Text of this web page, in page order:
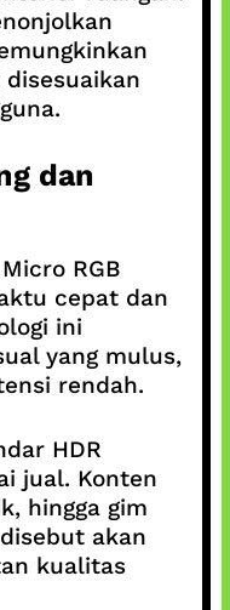
dan
RGB
cepat dan
ini
yang mulus,
rendah.
HDR
jual. Konten
hingga gim
akan
kualitas